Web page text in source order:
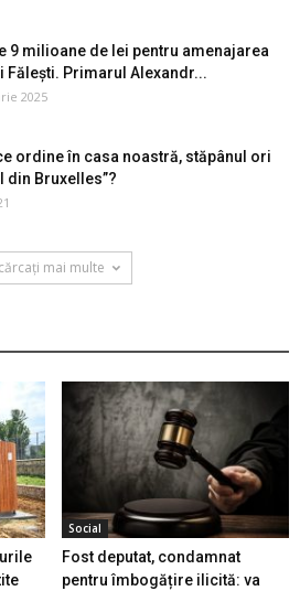
9 milioane de lei pentru amenajarea
Fălești. Primarul Alexandr...
2025
ordine în casa noastră, stăpânul ori
din Bruxelles”?
mai multe
Social
Fost deputat, condamnat
pentru îmbogățire ilicită: va